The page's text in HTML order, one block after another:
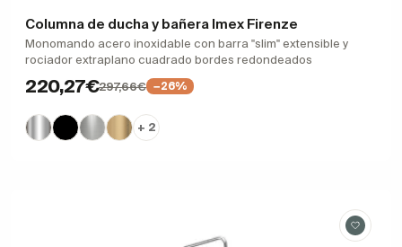
Columna de ducha y bañera Imex Firenze
Monomando acero inoxidable con barra "slim" extensible y
rociador extraplano cuadrado bordes redondeados
220,27€297,66€ −26%
+ 2